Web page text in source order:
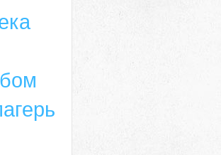
aja_70@mail.ru